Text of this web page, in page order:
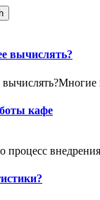
вычислять?
кафе